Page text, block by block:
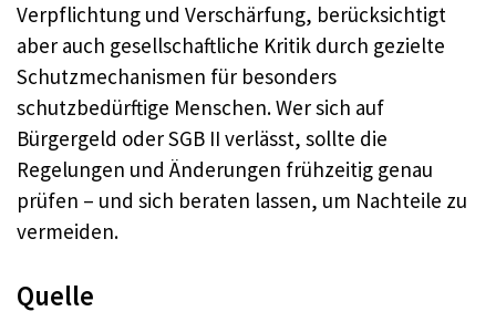
Verpflichtung und Verschärfung, berücksichtigt
aber auch gesellschaftliche Kritik durch gezielte
Schutzmechanismen für besonders
schutzbedürftige Menschen. Wer sich auf
Bürgergeld oder SGB II verlässt, sollte die
Regelungen und Änderungen frühzeitig genau
prüfen – und sich beraten lassen, um Nachteile zu
vermeiden.
Quelle